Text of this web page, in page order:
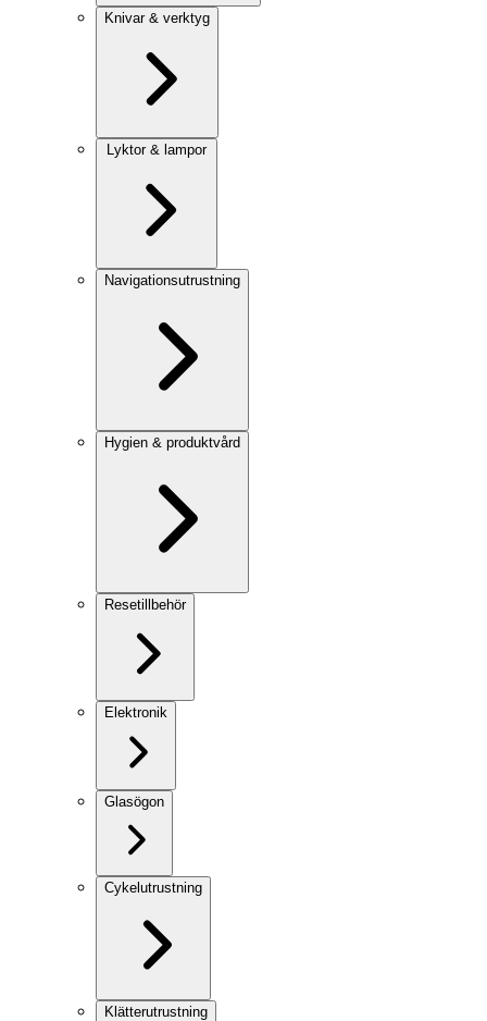
Knivar & verktyg
Lyktor & lampor
Navigationsutrustning
Hygien & produktvård
Resetillbehör
Elektronik
Glasögon
Cykelutrustning
Klätterutrustning